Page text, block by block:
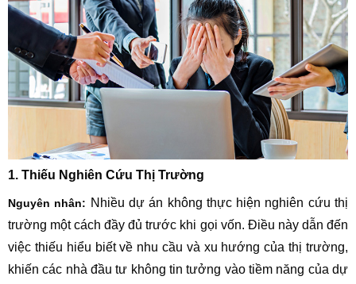
1. Thiếu Nghiên Cứu Thị Trường
Nguyên nhân: Nhiều dự án không thực hiện nghiên cứu thị
trường một cách đầy đủ trước khi gọi vốn. Điều này dẫn đến
việc thiếu hiểu biết về nhu cầu và xu hướng của thị trường,
khiến các nhà đầu tư không tin tưởng vào tiềm năng của dự